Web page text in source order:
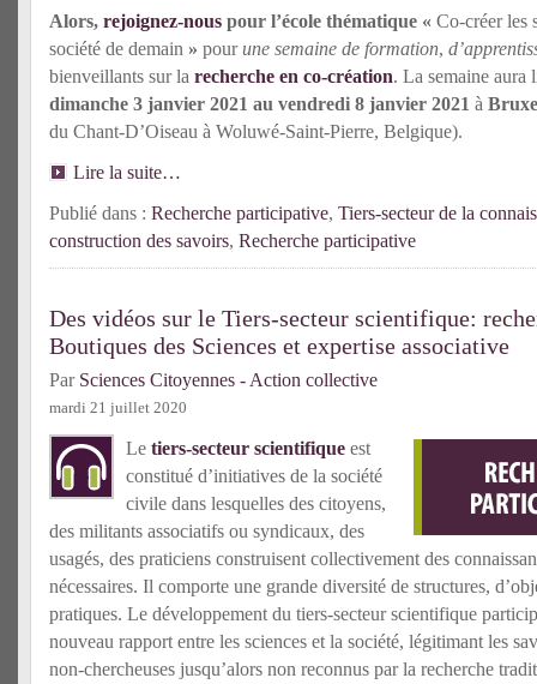
Alors, rejoignez-nous pour l’école thématique « Co-créer les
société de demain » pourune semaine de formation,
bienveillants sur la recherche en co-création. La semaine aura
dimanche 3 janvier 2021 au vendredi 8 janvier 2021 à
du Chant-D’Oiseau à Woluwé-Saint-Pierre, Belgique).
Lire la suite…
Publié dans : Recherche participative, Tiers-secteur de la
construction des savoirs, Recherche participative
Des vidéos sur le Tiers-secteur scientifique:
Boutiques des Sciences et expertise associative
Par Sciences Citoyennes - Action collective
mardi 21 juillet 2020
Le tiers-secteur scientifique est
constitué d’initiatives de la société
civile dans lesquelles des citoyens,
des militants associatifs ou syndicaux, des
usagés, des praticiens construisent collectivement des
nécessaires. Il comporte une grande diversité de structures,
pratiques. Le développement du tiers-secteur scientifique
nouveau rapport entre les sciences et la société, légitimant les
non-chercheuses jusqu’alors non reconnus par la recherche